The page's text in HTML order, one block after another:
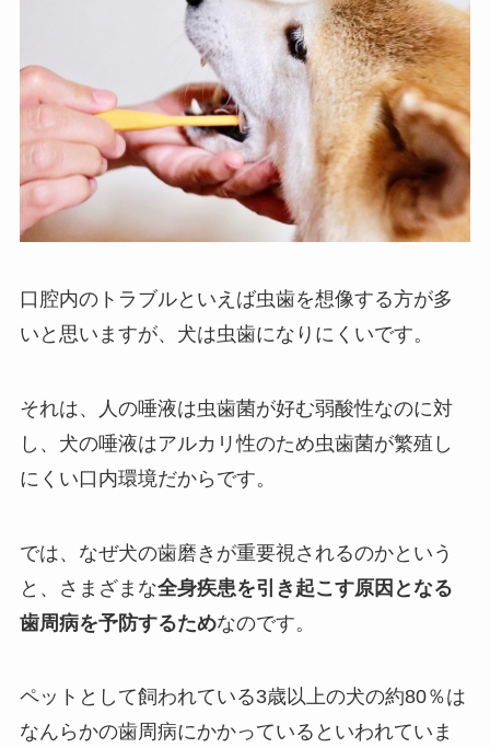
口腔内のトラブルといえば虫歯を想像する方が多
いと思いますが、犬は虫歯になりにくいです。
それは、人の唾液は虫歯菌が好む弱酸性なのに対
し、犬の唾液はアルカリ性のため虫歯菌が繁殖し
にくい口内環境だからです。
では、なぜ犬の歯磨きが重要視されるのかという
と、さまざまな全身疾患を引き起こす原因となる
歯周病を予防するためなのです。
ペットとして飼われている3歳以上の犬の約80％は
なんらかの歯周病にかかっているといわれていま